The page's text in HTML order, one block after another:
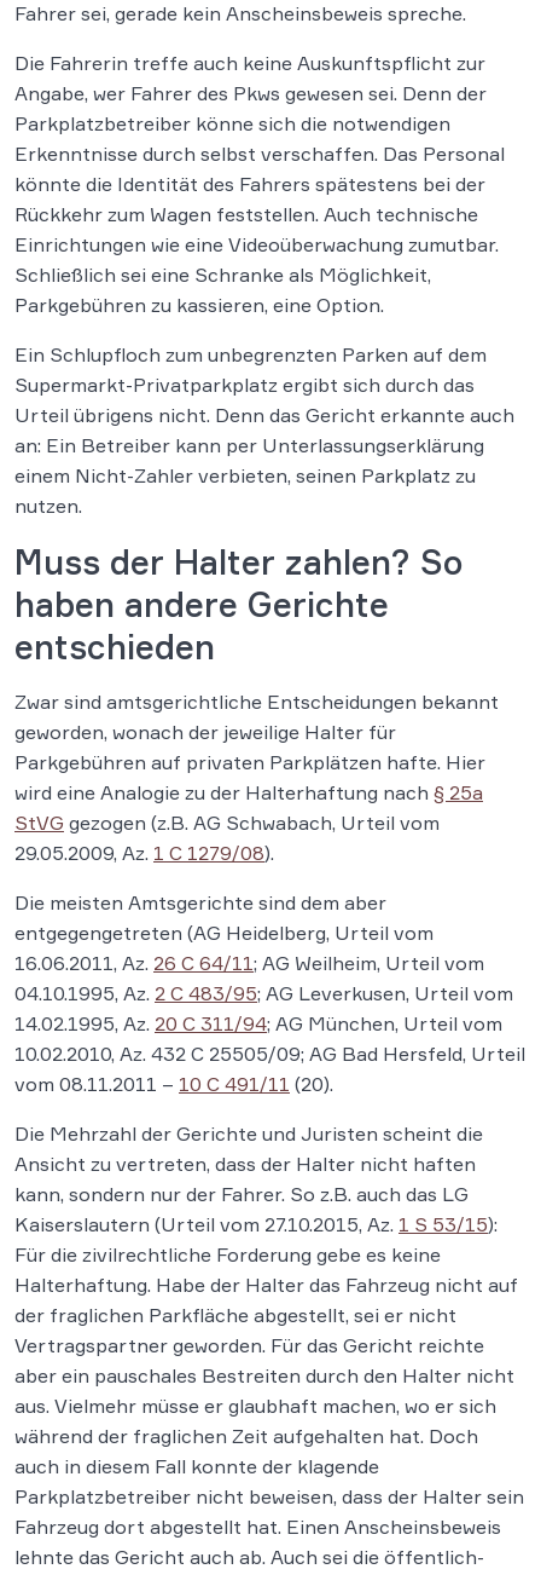
Fahrer sei, gerade kein Anscheinsbeweis spreche.
Die Fahrerin treffe auch keine Auskunftspflicht zur
Angabe, wer Fahrer des Pkws gewesen sei. Denn der
Parkplatzbetreiber könne sich die notwendigen
Erkenntnisse durch selbst verschaffen. Das Personal
könnte die Identität des Fahrers spätestens bei der
Rückkehr zum Wagen feststellen. Auch technische
Einrichtungen wie eine Videoüberwachung zumutbar.
Schließlich sei eine Schranke als Möglichkeit,
Parkgebühren zu kassieren, eine Option.
Ein Schlupfloch zum unbegrenzten Parken auf dem
Supermarkt-Privatparkplatz ergibt sich durch das
Urteil übrigens nicht. Denn das Gericht erkannte auch
an: Ein Betreiber kann per Unterlassungserklärung
einem Nicht-Zahler verbieten, seinen Parkplatz zu
nutzen.
Muss der Halter zahlen? So
haben andere Gerichte
entschieden
Zwar sind amtsgerichtliche Entscheidungen bekannt
geworden, wonach der jeweilige Halter für
Parkgebühren auf privaten Parkplätzen hafte. Hier
wird eine Analogie zu der Halterhaftung nach § 25a
StVG gezogen (z.B. AG Schwabach, Urteil vom
29.05.2009, Az. 1 C 1279/08).
Die meisten Amtsgerichte sind dem aber
entgegengetreten (AG Heidelberg, Urteil vom
16.06.2011, Az. 26 C 64/11; AG Weilheim, Urteil vom
04.10.1995, Az. 2 C 483/95; AG Leverkusen, Urteil vom
14.02.1995, Az. 20 C 311/94; AG München, Urteil vom
10.02.2010, Az. 432 C 25505/09; AG Bad Hersfeld, Urteil
vom 08.11.2011 – 10 C 491/11 (20).
Die Mehrzahl der Gerichte und Juristen scheint die
Ansicht zu vertreten, dass der Halter nicht haften
kann, sondern nur der Fahrer. So z.B. auch das LG
Kaiserslautern (Urteil vom 27.10.2015, Az. 1 S 53/15):
Für die zivilrechtliche Forderung gebe es keine
Halterhaftung. Habe der Halter das Fahrzeug nicht auf
der fraglichen Parkfläche abgestellt, sei er nicht
Vertragspartner geworden. Für das Gericht reichte
aber ein pauschales Bestreiten durch den Halter nicht
aus. Vielmehr müsse er glaubhaft machen, wo er sich
während der fraglichen Zeit aufgehalten hat. Doch
auch in diesem Fall konnte der klagende
Parkplatzbetreiber nicht beweisen, dass der Halter sein
Fahrzeug dort abgestellt hat. Einen Anscheinsbeweis
lehnte das Gericht auch ab. Auch sei die öffentlich-